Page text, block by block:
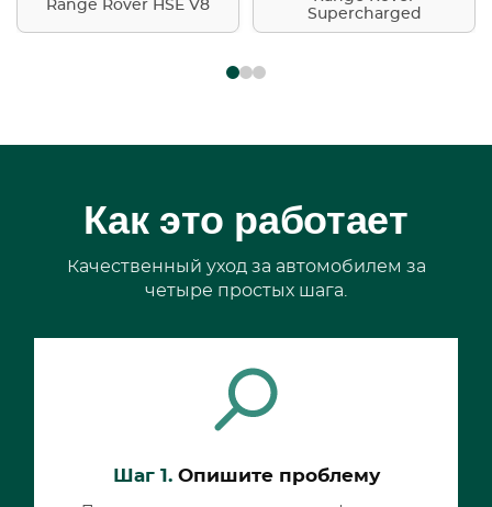
Range Rover HSE V8
Supercharged
Как это работает
Качественный уход за автомобилем за
четыре простых шага.
Шаг 1.Опишите проблему